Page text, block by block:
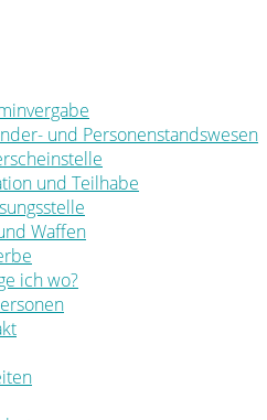
& öffentliche
Ausschreibungen
und Personenstandswesen
und Teilhabe
Waffen
ich wo?